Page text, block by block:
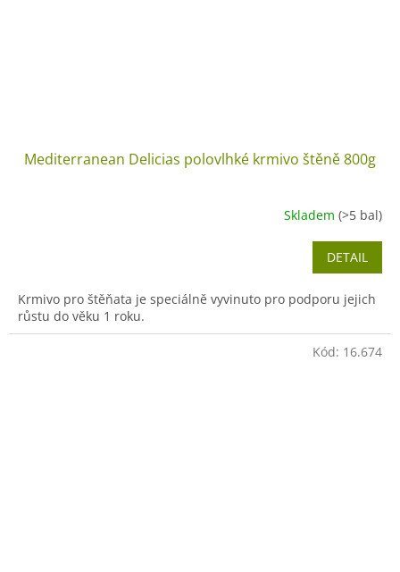
Mediterranean Delicias polovlhké krmivo štěně 800g
Skladem (>5 bal)
DETAIL
Krmivo pro štěňata je speciálně vyvinuto pro podporu jejich
růstu do věku 1 roku.
Kód: 16.674